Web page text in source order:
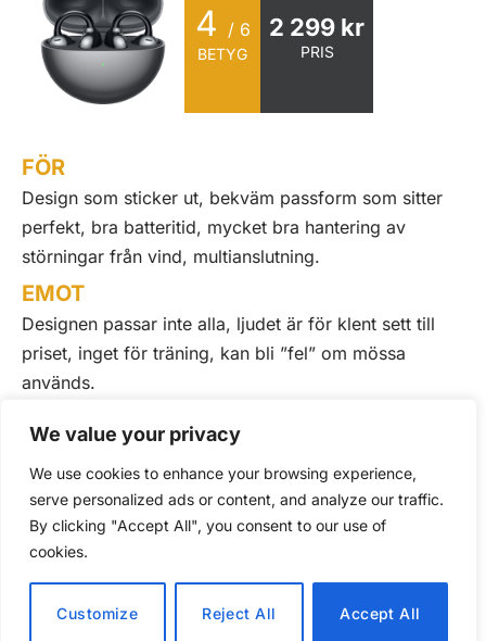
We value your privacy
We use cookies to enhance your browsing experience,
serve personalized ads or content, and analyze our traffic.
By clicking "Accept All", you consent to our use of
cookies.
Customize Reject All Accept All
4 / 6
BETYG
2 299 kr
PRIS
FÖR
Design som sticker ut, bekväm passform som sitter
perfekt, bra batteritid, mycket bra hantering av
störningar från vind, multianslutning.
EMOT
Designen passar inte alla, ljudet är för klent sett till
priset, inget för träning, kan bli ”fel” om mössa
används.
REKOMMENDERAS TILL
främst passar dig som vill sticka ut och använda
lurarna som en funktionell modeattiralj.